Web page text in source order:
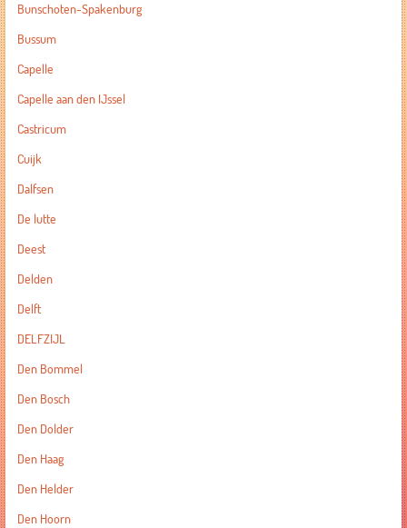
Bunschoten-Spakenburg
Bussum
Capelle
Capelle aan den IJssel
Castricum
Cuijk
Dalfsen
De lutte
Deest
Delden
Delft
DELFZIJL
Den Bommel
Den Bosch
Den Dolder
Den Haag
Den Helder
Den Hoorn